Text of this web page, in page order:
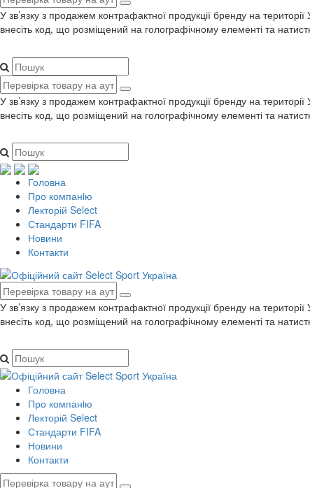
У зв’язку з продажем контрафактної продукції бренду на
внесіть код, що розміщений на голографічному елементі та
У зв’язку з продажем контрафактної продукції бренду на
внесіть код, що розміщений на голографічному елементі та
Головна
Про компанiю
Лекторій Select
Стандарти FIFA
Новини
Контакти
У зв’язку з продажем контрафактної продукції бренду на
внесіть код, що розміщений на голографічному елементі та
Головна
Про компанiю
Лекторій Select
Стандарти FIFA
Новини
Контакти